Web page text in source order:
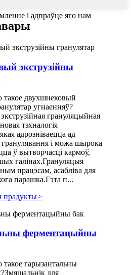
і адпраўце яго нам
экструзійны
такое двухшнековый
угнаенняў?
грануляцыйная
тэхналогія
адрозніваецца ад
і можа шырока
ў вытворчасці кармоў,
галінах.Грануляцыя
працэсам, асабліва для
парашка.Гэта п...
прадукты>
ферментацыйны
гарызантальны
для